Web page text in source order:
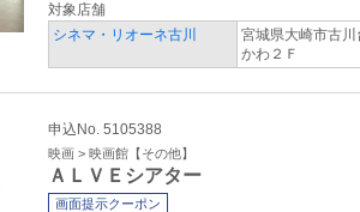
対象店舗
シネマ・リオーネ古川
宮城県大崎市古
かわ２Ｆ
申込No. 5105388
映画 > 映画館【その他】
ＡＬＶＥシアター
画面提示クーポン